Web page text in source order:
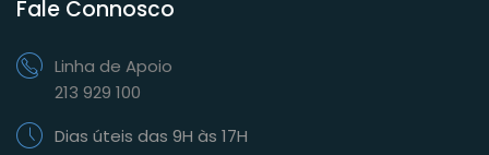
Fale Connosco
Linha de Apoio
213 929 100
Dias úteis das 9H às 17H